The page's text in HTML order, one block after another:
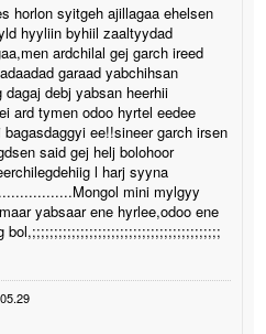
horlon syitgeh ajillagaa ehelsen
hyyliin byhiil zaaltyydad
ardchilal gej garch ireed
garaad yabchihsan
debj yabsan heerhii
ard tymen odoo hyrtel eedee
ee!!sineer garch irsen
said gej helj bolohoor
l harj syyna
mini mylgyy
yabsaar ene hyrlee,odoo ene
bol,;;;;;;;;;;;;;;;;;;;;;;;;;;;;;;;;;;;;;;;;;;;